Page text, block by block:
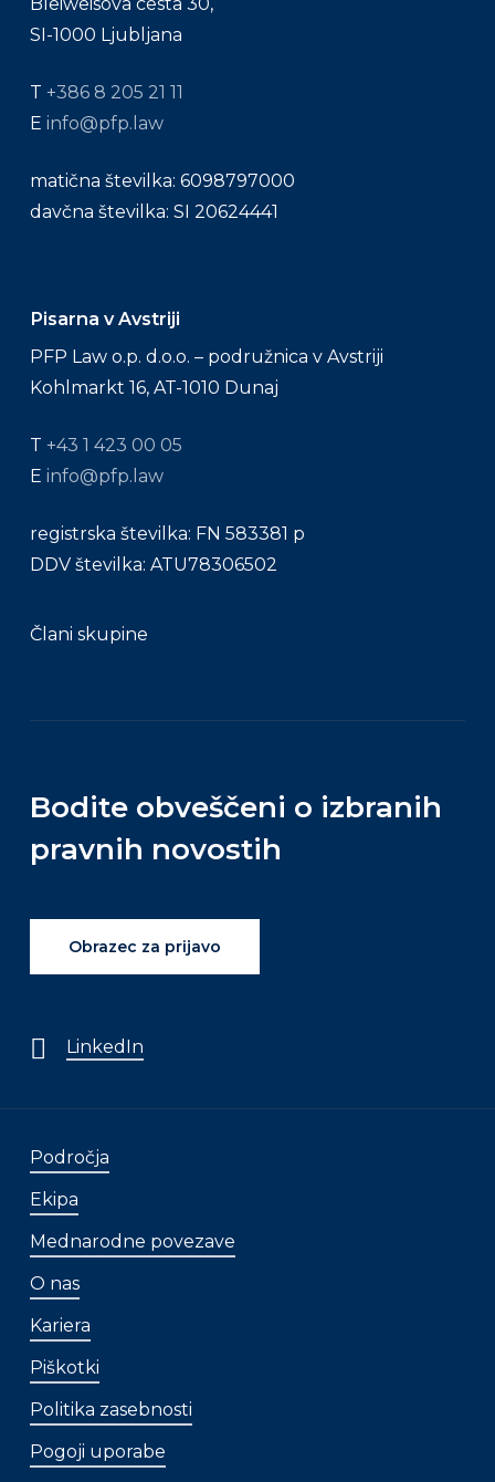
Bleiweisova cesta 30,
SI-1000 Ljubljana
T +386 8 205 21 11
E info@pfp.law
matična številka: 6098797000
davčna številka: SI 20624441
Pisarna v Avstriji
PFP Law o.p. d.o.o. – podružnica v Avstriji
Kohlmarkt 16, AT-1010 Dunaj
T +43 1 423 00 05
E info@pfp.law
registrska številka: FN 583381 p
DDV številka: ATU78306502
Člani skupine
Bodite obveščeni o izbranih
pravnih novostih
Obrazec za prijavo
LinkedIn
Področja
Ekipa
Mednarodne povezave
O nas
Kariera
Piškotki
Politika zasebnosti
Pogoji uporabe